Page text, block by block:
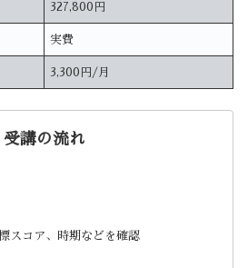
327,800円
実費
3,300円/月
受講の流れ
スコア、時期などを確認